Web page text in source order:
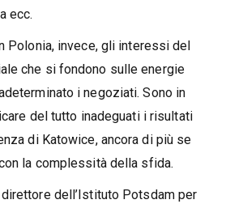
ecc.
Polonia, invece, gli interessi del
che si fondono sulle energie
i negoziati. Sono in
del tutto inadeguati i risultati
di Katowice, ancora di più se
la complessità della sfida.
dell’Istituto Potsdam per